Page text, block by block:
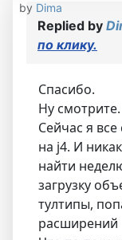
by Dima
Replied by
по клику.
Спасибо.
Ну смотрите.
Сейчас я
на j4. И
найти
загрузку
тултипы,
расширений